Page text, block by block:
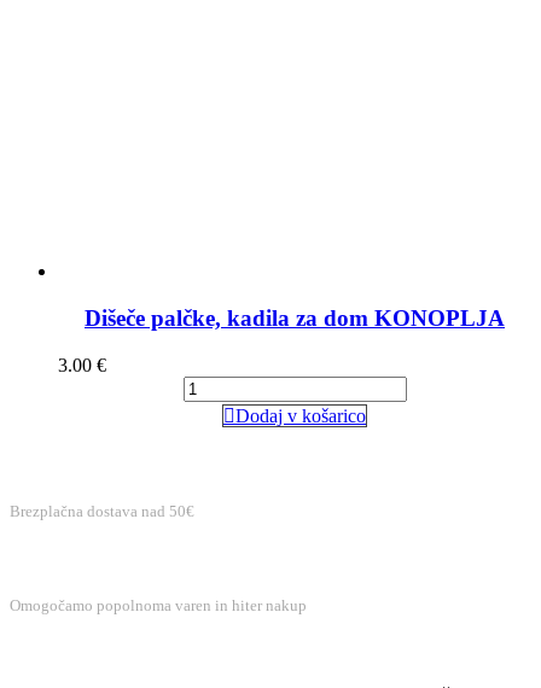
Dišeče palčke, kadila za dom KONOPLJA
3.00 €
Dodaj v košarico
Brezplačna dostava nad 50€
Omogočamo popolnoma varen in hiter nakup